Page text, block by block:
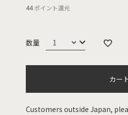
44ポイント還元
カー
Customers outside Japan,